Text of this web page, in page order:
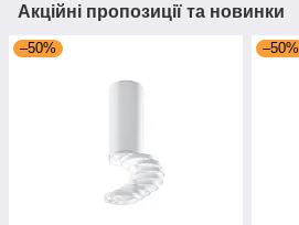
Акційні пропозиції та новинки
–50% –50%